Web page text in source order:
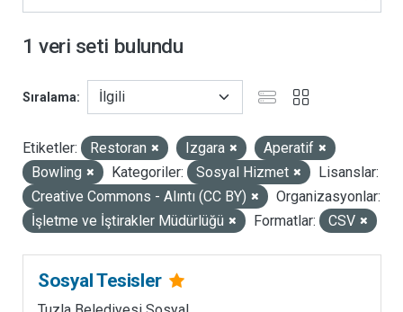
KATEGORILER
ETIKETLER
LISANSLAR
1 veri seti bulundu
Sıralama
Etiketler: Restoran Izgara
Aperatif
Bowling
Kategoriler: Sosyal Hizmet
Lisanslar:
Creative Commons - Alıntı (CC BY)
Organizasyonlar:
İşletme ve İştirakler Müdürlüğü
Formatlar: CSV
Sosyal Tesisler